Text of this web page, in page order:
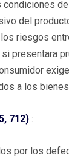
del
riesgos
presentara
a los
712) :
por los